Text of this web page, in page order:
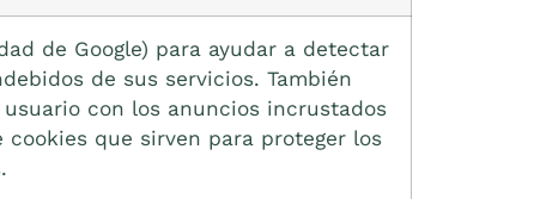
de Google) para ayudar a detectar
de sus servicios. También
con los anuncios incrustados
que sirven para proteger los